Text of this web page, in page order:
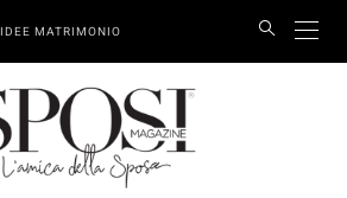
IDEE MATRIMONIO